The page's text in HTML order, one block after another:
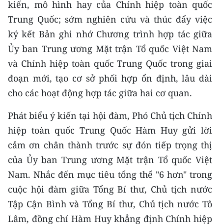
ENGLISH
中文
FRANÇAIS
РУССКИЙ
한국어
kiến, mô hình hay của Chính hiệp toàn quốc
Trung Quốc; sớm nghiên cứu và thúc đẩy việc
ký kết Bản ghi nhớ Chương trình hợp tác giữa
Ủy ban Trung ương Mặt trận Tổ quốc Việt Nam
và Chính hiệp toàn quốc Trung Quốc trong giai
đoạn mới, tạo cơ sở phối hợp ổn định, lâu dài
cho các hoạt động hợp tác giữa hai cơ quan.
Phát biểu ý kiến tại hội đàm, Phó Chủ tịch Chính
hiệp toàn quốc Trung Quốc Hàm Huy gửi lời
cảm ơn chân thành trước sự đón tiếp trọng thị
của Ủy ban Trung ương Mặt trận Tổ quốc Việt
Nam. Nhắc đến mục tiêu tổng thể "6 hơn" trong
cuộc hội đàm giữa Tổng Bí thư, Chủ tịch nước
Tập Cận Bình và Tổng Bí thư, Chủ tịch nước Tô
Lâm, đồng chí Hàm Huy khẳng định Chính hiệp